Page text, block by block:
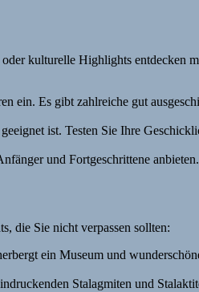
kulturelle Highlights entdecken
ein. Es gibt zahlreiche gut
ist. Testen Sie Ihre
und Fortgeschrittene anbieten.
die Sie nicht verpassen sollten:
ein Museum und
Stalagmiten und